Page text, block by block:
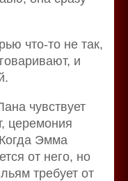
что-то не так,
и
чувствует
церемония
Эмма
от него, но
требует от